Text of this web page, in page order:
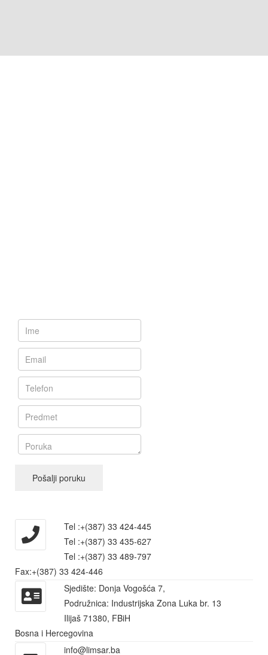
Pošalji poruku
Tel :+(387) 33 424-445
Tel :+(387) 33 435-627
Tel :+(387) 33 489-797
Fax:+(387) 33 424-446
Sjedište: Donja Vogošća 7,
Podružnica: Industrijska Zona Luka br. 13
Ilijaš 71380, FBiH
Bosna i Hercegovina
info@limsar.ba